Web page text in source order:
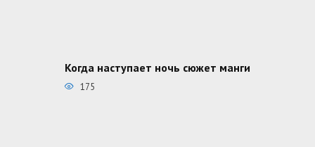
Когда наступает ночь сюжет манги
175